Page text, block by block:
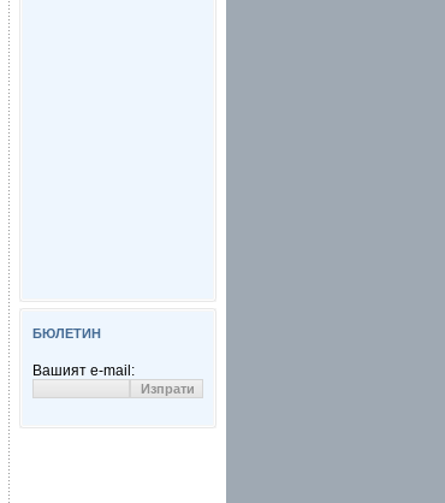
БЮЛЕТИН
Вашият e-mail: